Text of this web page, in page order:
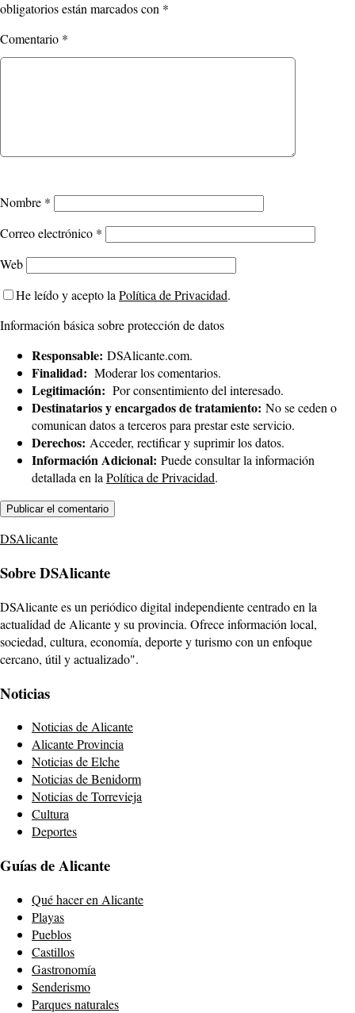
obligatorios están marcados con *
Comentario *
Nombre *
Correo electrónico *
Web
He leído y acepto laPolítica de Privacidad.
Información básica sobre protección de datos
Responsable: DSAlicante.com.
Finalidad: Moderar los comentarios.
Legitimación: Por consentimiento del interesado.
Destinatarios y encargados de tratamiento: No se ceden o
comunican datos a terceros para prestar este servicio.
Derechos: Acceder, rectificar y suprimir los datos.
Información Adicional: Puede consultar la información
detallada en laPolítica de Privacidad.
DSAlicante
Sobre DSAlicante
DSAlicante es un periódico digital independiente centrado en la
actualidad de Alicante y su provincia. Ofrece información local,
sociedad, cultura, economía, deporte y turismo con un enfoque
cercano, útil y actualizado".
Noticias
Noticias de Alicante
Alicante Provincia
Noticias de Elche
Noticias de Benidorm
Noticias de Torrevieja
Cultura
Deportes
Guías de Alicante
Qué hacer en Alicante
Playas
Pueblos
Castillos
Gastronomía
Senderismo
Parques naturales